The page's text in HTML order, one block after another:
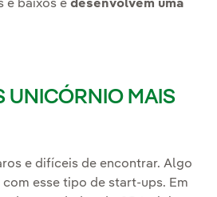
e baixos e desenvolvem uma
UNICÓRNIO MAIS
e difíceis de encontrar. Algo
esse tipo de start-ups. Em